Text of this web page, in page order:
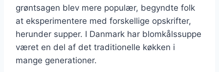
grøntsagen blev mere populær, begyndte folk
at eksperimentere med forskellige opskrifter,
herunder supper. I Danmark har blomkålssuppe
været en del af det traditionelle køkken i
mange generationer.